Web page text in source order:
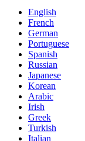
English
French
German
Portuguese
Spanish
Russian
Japanese
Korean
Arabic
Irish
Greek
Turkish
Italian